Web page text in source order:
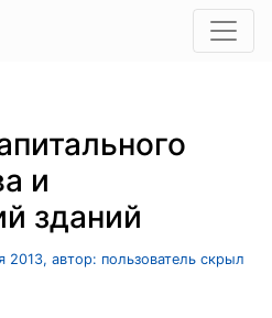
и
зданий
автор: пользователь скрыл